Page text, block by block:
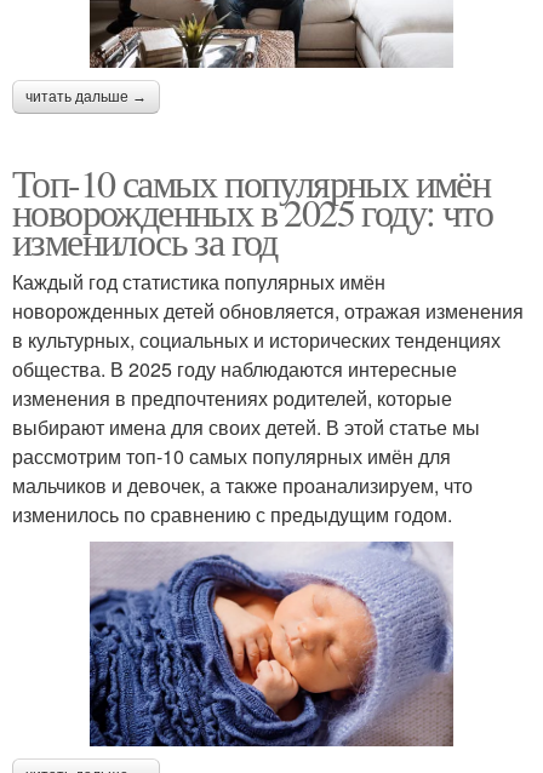
читать дальше →
Топ-10 самых популярных имён
новорожденных в 2025 году: что
изменилось за год
Каждый год статистика популярных имён
новорожденных детей обновляется, отражая изменения
в культурных, социальных и исторических тенденциях
общества. В 2025 году наблюдаются интересные
изменения в предпочтениях родителей, которые
выбирают имена для своих детей. В этой статье мы
рассмотрим топ-10 самых популярных имён для
мальчиков и девочек, а также проанализируем, что
изменилось по сравнению с предыдущим годом.